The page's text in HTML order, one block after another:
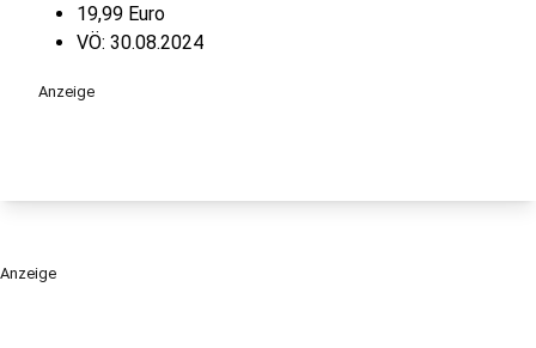
19,99 Euro
VÖ: 30.08.2024
Anzeige
Anzeige